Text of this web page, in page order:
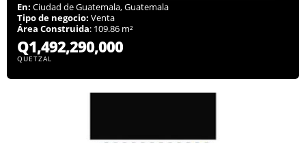
En: Ciudad de Guatemala, Guatemala
Tipo de negocio: Venta
Área Construida: 109.86 m²
Q1,492,290,000
QUETZAL